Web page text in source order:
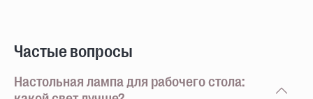
Частые вопросы
Настольная лампа для рабочего стола: